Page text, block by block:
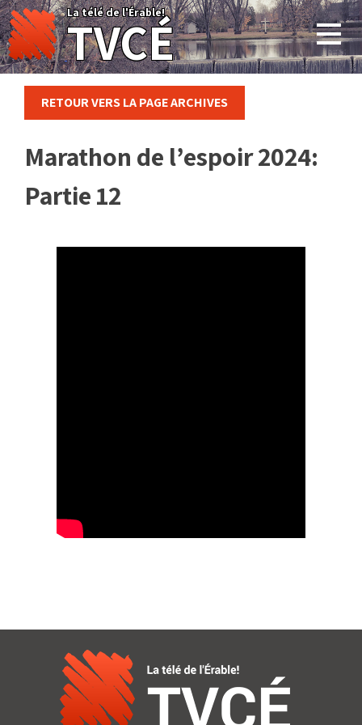
Skip
to
content
La télé de l'Érable!
TVCÉ
RETOUR VERS LA PAGE ARCHIVES
Marathon de l’espoir 2024:
Partie 12